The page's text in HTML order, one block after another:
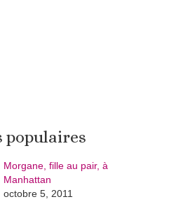
populaires
Morgane, fille au pair, à
Manhattan
octobre 5, 2011